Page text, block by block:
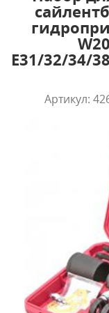
E31/32/34/
Артикул: